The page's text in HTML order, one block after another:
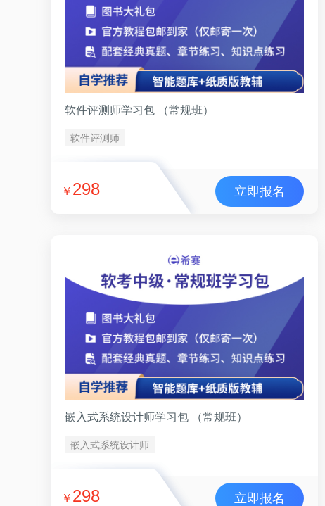
软件评测师学习包 （常规班）
软件评测师
￥ 298 立即报名
嵌入式系统设计师学习包 （常规班）
嵌入式系统设计师
￥ 298 立即报名